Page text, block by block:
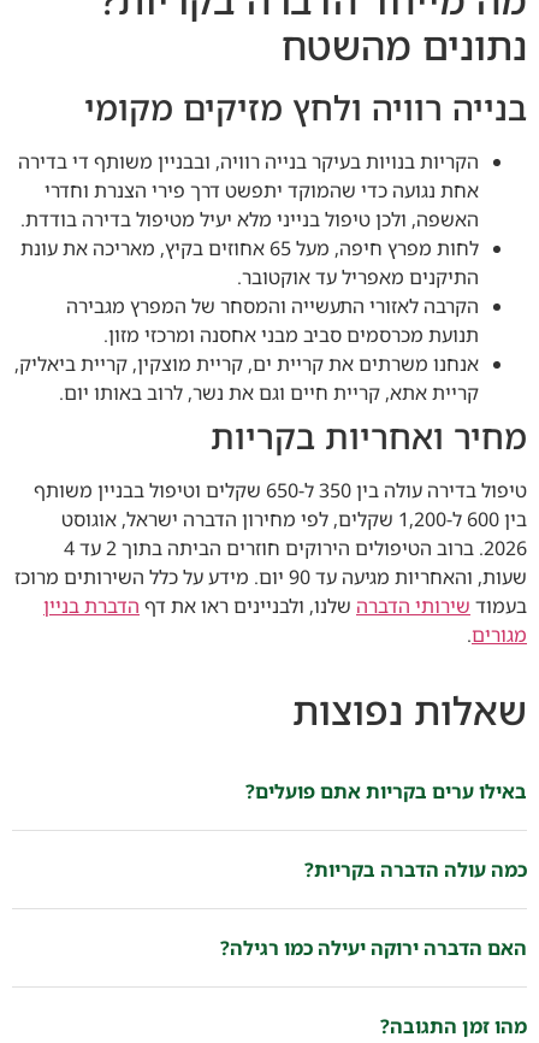
נתונים מהשטח
בנייה רוויה ולחץ מזיקים מקומי
הקריות בנויות בעיקר בנייה רוויה, ובבניין משותף די בדירה
אחת נגועה כדי שהמוקד יתפשט דרך פירי הצנרת וחדרי
האשפה, ולכן טיפול בנייני מלא יעיל מטיפול בדירה בודדת.
לחות מפרץ חיפה, מעל 65 אחוזים בקיץ, מאריכה את עונת
התיקנים מאפריל עד אוקטובר.
הקרבה לאזורי התעשייה והמסחר של המפרץ מגבירה
תנועת מכרסמים סביב מבני אחסנה ומרכזי מזון.
אנחנו משרתים את קריית ים, קריית מוצקין, קריית ביאליק,
קריית אתא, קריית חיים וגם את נשר, לרוב באותו יום.
מחיר ואחריות בקריות
טיפול בדירה עולה בין 350 ל-650 שקלים וטיפול בבניין משותף
בין 600 ל-1,200 שקלים, לפי מחירון הדברה ישראל, אוגוסט
2026. ברוב הטיפולים הירוקים חוזרים הביתה בתוך 2 עד 4
שעות, והאחריות מגיעה עד 90 יום. מידע על כלל השירותים מרוכז
בעמוד שירותי הדברה שלנו, ולבניינים ראו את דף הדברת בניין
מגורים.
שאלות נפוצות
באילו ערים בקריות אתם פועלים?
כמה עולה הדברה בקריות?
האם הדברה ירוקה יעילה כמו רגילה?
מהו זמן התגובה?